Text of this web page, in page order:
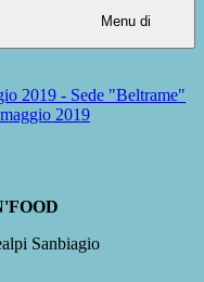
Menu di
2019 - Sede "Beltrame"
2019
Sanbiagio